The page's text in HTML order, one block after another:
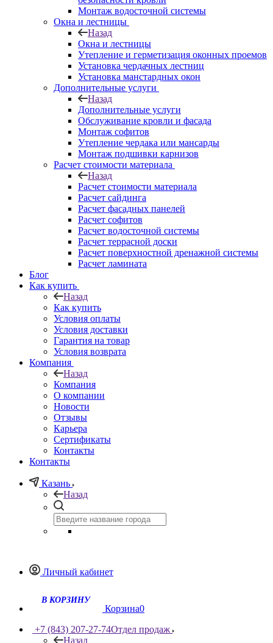
Монтаж водосточной системы
Окна и лестницы
Назад
Окна и лестницы
Утепление и герметизация оконных проемов
Установка чердачных лестниц
Установка манстардных окон
Дополнительные услуги
Назад
Дополнительные услуги
Обслуживание кровли и фасада
Монтаж софитов
Утепление чердака или мансарды
Монтаж подшивки карнизов
Расчет стоимости материала
Назад
Расчет стоимости материала
Расчет сайдинга
Расчет фасадных панелей
Расчет софитов
Расчет водосточной системы
Расчет террасной доски
Расчет поверхностной дренажной системы
Расчет ламината
Блог
Как купить
Назад
Как купить
Условия оплаты
Условия доставки
Гарантия на товар
Условия возврата
Компания
Назад
Компания
О компании
Новости
Отзывы
Карьера
Сертификаты
Контакты
Контакты
Казань
Назад
Личный кабинет
Корзина0
+7 (843) 207-27-74Отдел продаж
Назад